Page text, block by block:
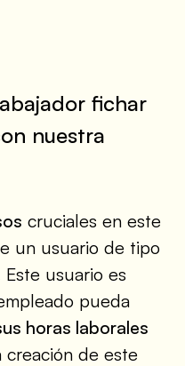
fichar
nuestra
cruciales en este
un usuario de tipo
usuario es
pueda
horas laborales
creación de este